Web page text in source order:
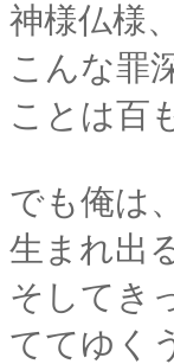
神様仏様
こんな罪
ことは百
でも俺は
生まれ出
そしてき
ててゆく